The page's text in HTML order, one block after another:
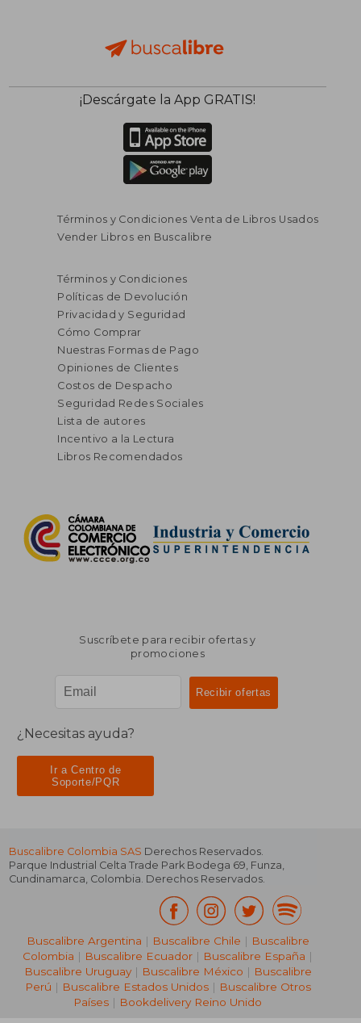
45%
dcto.
$ 148.274
$ 81.551
¡Descárgate la App GRATIS!
Términos y Condiciones Venta de Libros Usados
Vender Libros en Buscalibre
Términos y Condiciones
Políticas de Devolución
Privacidad y Seguridad
Cómo Comprar
Nuestras Formas de Pago
Opiniones de Clientes
Costos de Despacho
Seguridad Redes Sociales
Lista de autores
Incentivo a la Lectura
Libros Recomendados
Suscríbete para recibir ofertas y
promociones
¿Necesitas ayuda?
Ir a Centro de
Soporte/PQR
Buscalibre Colombia SAS Derechos Reservados.
Parque Industrial Celta Trade Park Bodega 69, Funza,
Cundinamarca, Colombia. Derechos Reservados.
Buscalibre Argentina | Buscalibre Chile | Buscalibre
Colombia | Buscalibre Ecuador | Buscalibre España |
Buscalibre Uruguay| Buscalibre México | Buscalibre
Perú | Buscalibre Estados Unidos| Buscalibre Otros
Países | Bookdelivery Reino Unido